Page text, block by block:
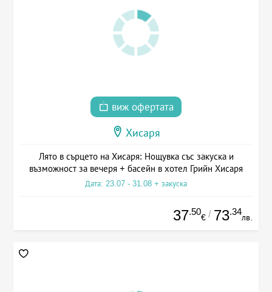
виж офертата
Хисаря
Лято в сърцето на Хисаря: Нощувка със закуска и
възможност за вечеря + басейн в хотел Грийн Хисаря
Дата: 23.07 - 31.08 + закуска
37.50
€ / 73.34
лв.